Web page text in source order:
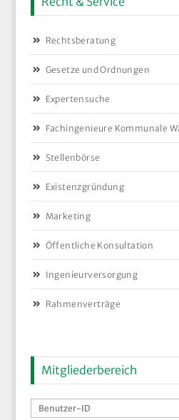
Rechtsberatung
Gesetze und Ordnungen
Expertensuche
Fachingenieure Kommunale
Stellenbörse
Existenzgründung
Marketing
Öffentliche Konsultation
Ingenieurversorgung
Rahmenverträge
Mitgliederbereich